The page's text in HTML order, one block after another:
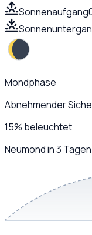
Sonnenaufgang
Mondphase
Abnehmender
15% beleuchtet
Neumond in 3 Tagen